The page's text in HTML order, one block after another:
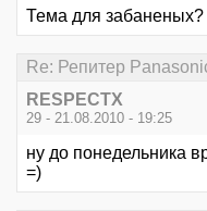
Тема для
Re: Репитер
RESPECTX
29 - 21.08.2010 - 19:25
ну до понедельника
=)